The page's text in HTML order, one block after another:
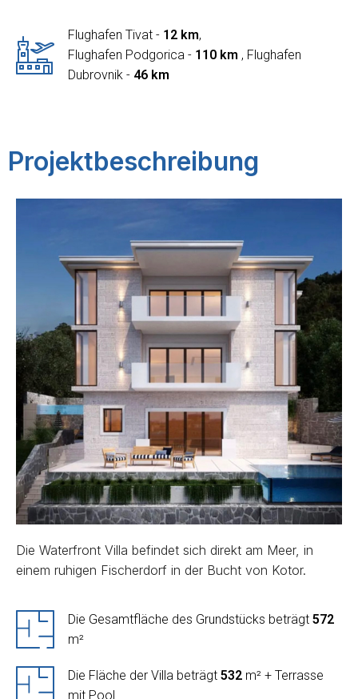
Flughafen Tivat - 12 km,
Flughafen Podgorica - 110 km , Flughafen
Dubrovnik - 46 km
Projektbeschreibung
Die Waterfront Villa befindet sich direkt am Meer, in
einem ruhigen Fischerdorf in der Bucht von Kotor.
Die Gesamtfläche des Grundstücks beträgt 572
m²
Die Fläche der Villa beträgt 532 m² + Terrasse
mit Pool